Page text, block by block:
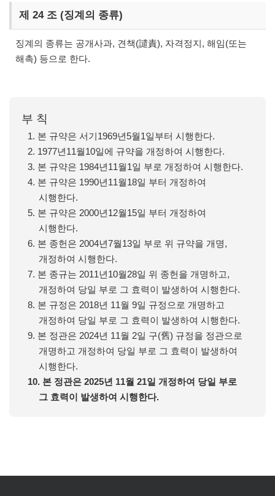
제 24 조 (징계의 종류)
징계의 종류는 공개사과, 견책(譴責), 자격정지, 해임(또는
해촉) 등으로 한다.
부 칙
1. 본 규약은 서기1969년5월1일부터 시행한다.
2. 1977년11월10일에 규약을 개정하여 시행한다.
3. 본 규약은 1984년11월1일 부로 개정하여 시행한다.
4. 본 규약은 1990년11월18일 부터 개정하여
시행한다.
5. 본 규약은 2000년12월15일 부터 개정하여
시행한다.
6. 본 종헌은 2004년7월13일 부로 위 규약을 개명,
개정하여 시행한다.
7. 본 종규는 2011년10월28일 위 종헌을 개명하고,
개정하여 당일 부로 그 효력이 발생하여 시행한다.
8. 본 규정은 2018년 11월 9일 규정으로 개명하고
개정하여 당일 부로 그 효력이 발생하여 시행한다.
9. 본 정관은 2024년 11월 2일 구(舊) 규정을 정관으로
개명하고 개정하여 당일 부로 그 효력이 발생하여
시행한다.
10. 본 정관은 2025년 11월 21일 개정하여 당일 부로
그 효력이 발생하여 시행한다.